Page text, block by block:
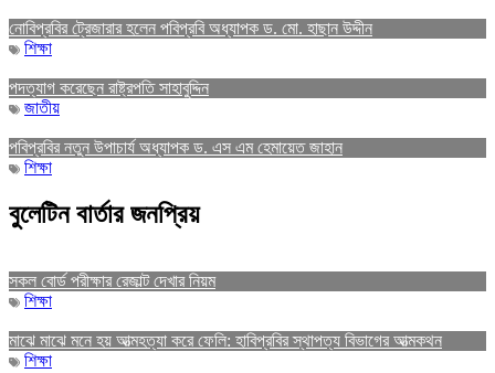
নোবিপ্রবির ট্রেজারার হলেন পবিপ্রবি অধ্যাপক ড. মো. হাছান উদ্দীন
শিক্ষা
পদত্যাগ করেছেন রাষ্ট্রপতি সাহাবুদ্দিন
জাতীয়
পবিপ্রবির নতুন উপাচার্য অধ্যাপক ড. এস এম হেমায়েত জাহান
শিক্ষা
বুলেটিন বার্তার জনপ্রিয়
সকল বোর্ড পরীক্ষার রেজাল্ট দেখার নিয়ম
শিক্ষা
মাঝে মাঝে মনে হয় আত্মহত্যা করে ফেলি: হাবিপ্রবির স্থাপত্য বিভাগের আত্মকথন
শিক্ষা